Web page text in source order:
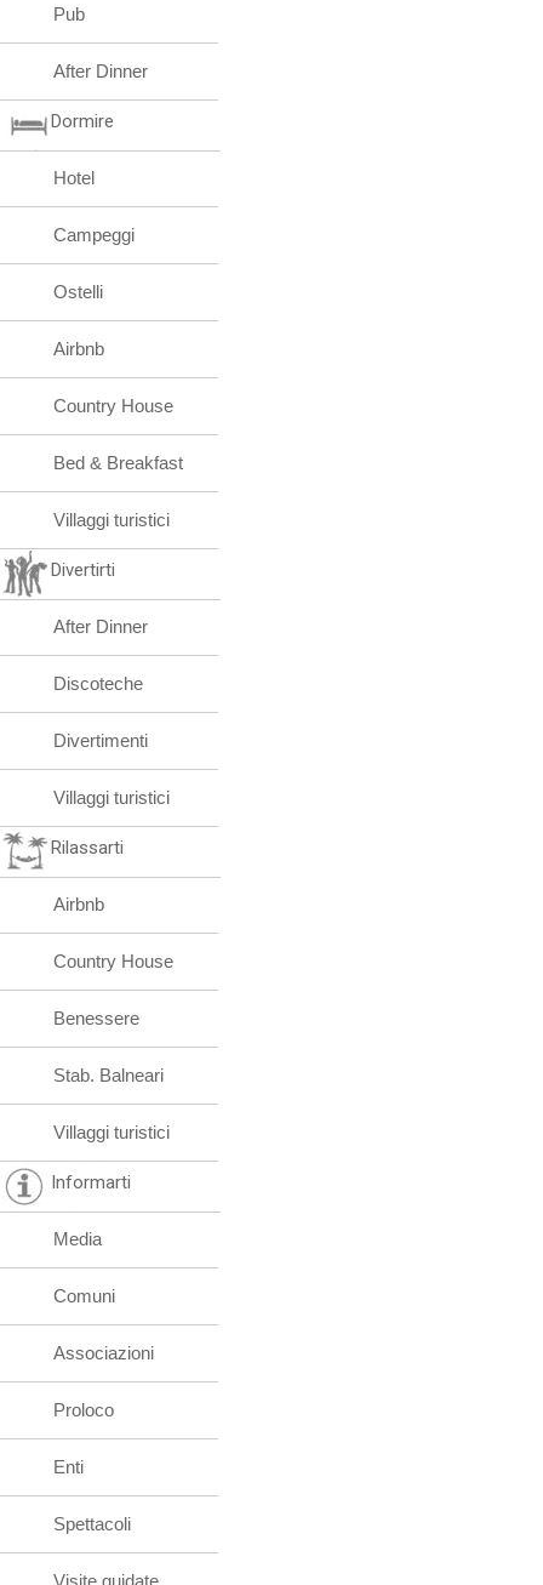
Pub
After Dinner
Dormire
Hotel
Campeggi
Ostelli
Airbnb
Country House
Bed & Breakfast
Villaggi turistici
Divertirti
After Dinner
Discoteche
Divertimenti
Villaggi turistici
Rilassarti
Airbnb
Country House
Benessere
Stab. Balneari
Villaggi turistici
Informarti
Media
Comuni
Associazioni
Proloco
Enti
Spettacoli
Visite guidate